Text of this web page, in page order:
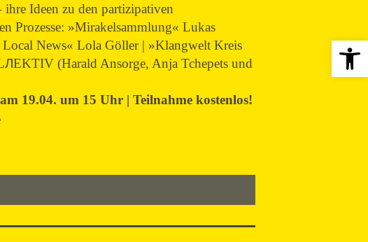
ihre Ideen zu den partizipativen
Prozesse: »Mirakelsammlung« Lukas
News« Lola Göller | »Klangwelt Kreis
ЛEKTIV (Harald Ansorge, Anja Tchepets und
19.04. um 15 Uhr | Teilnahme kostenlos!